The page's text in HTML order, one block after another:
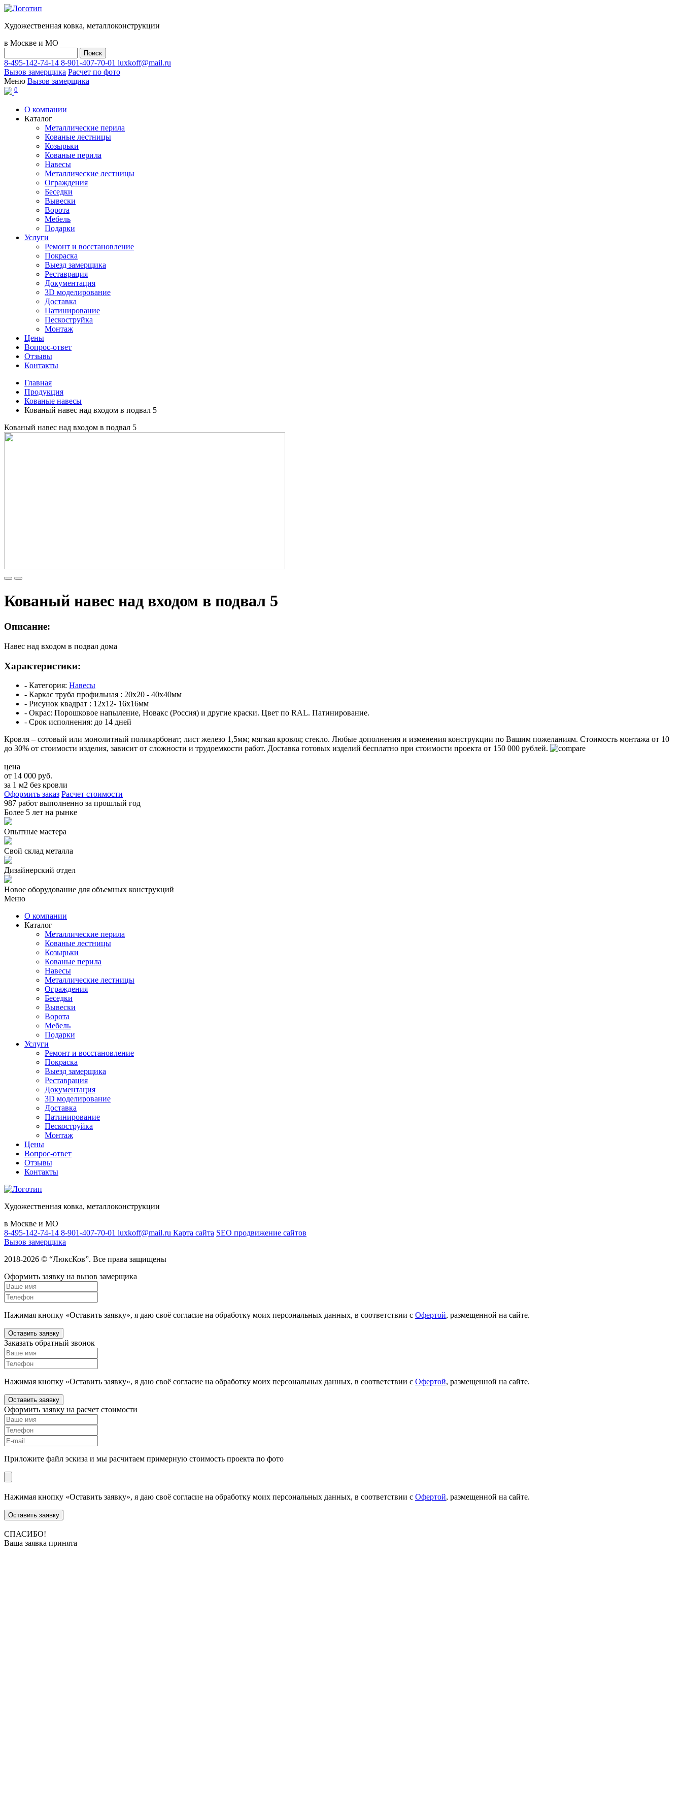
Художественная ковка, металлоконструкции
в Москве и МО
8-495-142-74-14 8-901-407-70-01 luxkoff@mail.ru
Вызов замерщика Расчет по фото
Меню Вызов замерщика
0
О компании
Каталог
Металлические перила
Кованые лестницы
Козырьки
Кованые перила
Навесы
Металлические лестницы
Ограждения
Беседки
Вывески
Ворота
Мебель
Подарки
Услуги
Ремонт и восстановление
Покраска
Выезд замерщика
Реставрация
Документация
3D моделирование
Доставка
Патинирование
Пескоструйка
Монтаж
Цены
Вопрос-ответ
Отзывы
Контакты
Главная
Продукция
Кованые навесы
Кованый навес над входом в подвал 5
Кованый навес над входом в подвал 5
Кованый навес над входом в подвал 5
Описание:
Навес над входом в подвал дома
Характеристики:
- Категория: Навесы
- Каркас труба профильная : 20х20 - 40х40мм
- Рисунок квадрат : 12х12- 16х16мм
- Окрас: Порошковое напыление, Новакс (Россия) и другие краски. Цвет по RAL. Патинирование.
- Срок исполнения: до 14 дней
Кровля – сотовый или монолитный поликарбонат; лист железо 1,5мм; мягкая кровля; стекло. Любые дополнения и изменения конструкции по Вашим пожеланиям. Стоимость монтажа от 10
до 30% от стоимости изделия, зависит от сложности и трудоемкости работ. Доставка готовых изделий бесплатно при стоимости проекта от 150 000 рублей.
цена
от 14 000 руб.
за 1 м2 без кровли
Оформить заказ Расчет стоимости
987 работ выполненно за прошлый год
Более 5 лет на рынке
Опытные мастера
Свой склад металла
Дизайнерский отдел
Новое оборудование для объемных конструкций
Меню
О компании
Каталог
Металлические перила
Кованые лестницы
Козырьки
Кованые перила
Навесы
Металлические лестницы
Ограждения
Беседки
Вывески
Ворота
Мебель
Подарки
Услуги
Ремонт и восстановление
Покраска
Выезд замерщика
Реставрация
Документация
3D моделирование
Доставка
Патинирование
Пескоструйка
Монтаж
Цены
Вопрос-ответ
Отзывы
Контакты
Художественная ковка, металлоконструкции
в Москве и МО
8-495-142-74-14 8-901-407-70-01 luxkoff@mail.ru Карта сайта SEO продвижение сайтов
Вызов замерщика
2018-2026 © “ЛюксКов”. Все права защищены
Оформить заявку на вызов замерщика
Нажимая кнопку «Оставить заявку», я даю своё согласие на обработку моих персональных данных, в соответствии с Офертой, размещенной на сайте.
Оставить заявку
Заказать обратный звонок
Нажимая кнопку «Оставить заявку», я даю своё согласие на обработку моих персональных данных, в соответствии с Офертой, размещенной на сайте.
Оставить заявку
Оформить заявку на расчет стоимости
Приложите файл эскиза и мы расчитаем примерную стоимость проекта по фото
Нажимая кнопку «Оставить заявку», я даю своё согласие на обработку моих персональных данных, в соответствии с Офертой, размещенной на сайте.
Оставить заявку
СПАСИБО!
Ваша заявка принята